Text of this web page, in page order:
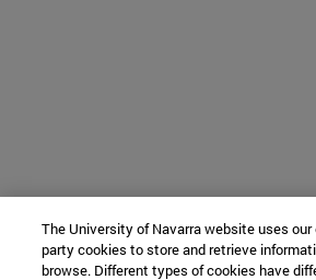
The University of Navarra website uses our
party cookies to store and retrieve
browse. Different types of cookies have